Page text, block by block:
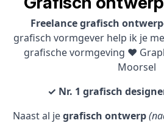
Freelance grafisch
grafisch vormgever help ik je
grafische vormgeving ♥
Moorsel
✓ Nr. 1 grafisch
Naast al jegrafisch ontwerp